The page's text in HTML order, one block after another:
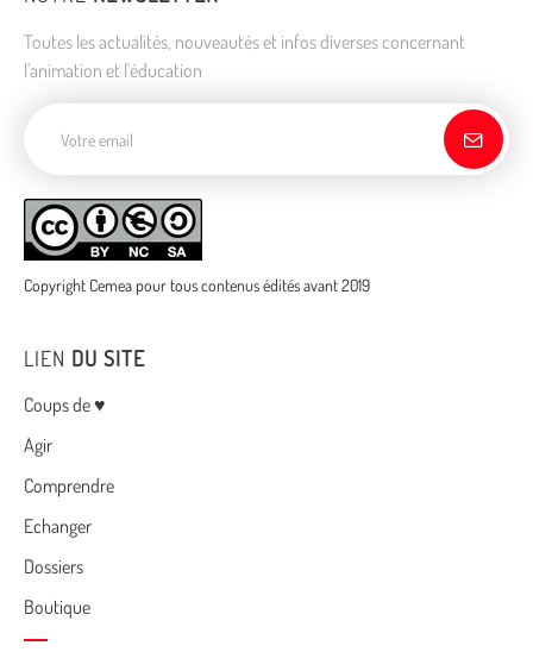
Toutes les actualités, nouveautés et infos diverses concernant
l'animation et l'éducation
Copyright Cemea pour tous contenus édités avant 2019
LIEN DU SITE
Menu
Coups de ♥
Agir
Comprendre
Echanger
Dossiers
Boutique